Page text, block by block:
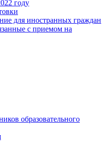
году
для иностранных граждан
с приемом на
образовательного